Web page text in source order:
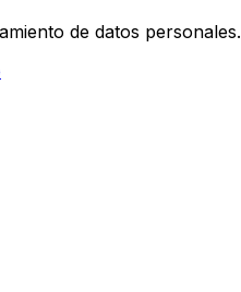
de datos personales.